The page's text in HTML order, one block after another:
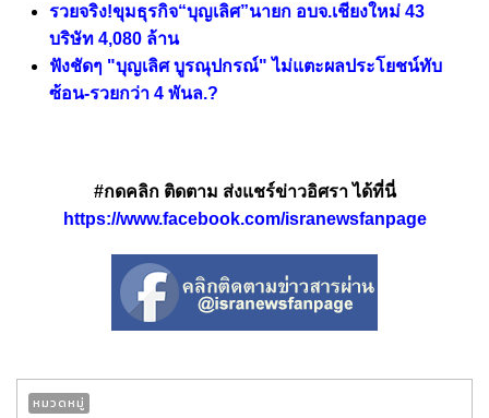
รวยจริง!ขุมธุรกิจ“บุญเลิศ”นายก อบจ.เชียงใหม่ 43
บริษัท 4,080 ล้าน
ฟังชัดๆ "บุญเลิศ บูรณุปกรณ์" ไม่แตะผลประโยชน์ทับ
ซ้อน-รวยกว่า 4 พันล.?
#กดคลิก ติดตาม ส่งแชร์ข่าวอิศรา ได้ที่นี่
https://www.facebook.com/isranewsfanpage
หมวดหมู่